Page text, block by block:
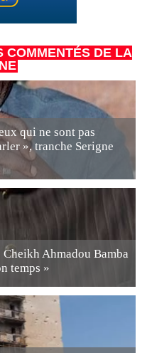
COMMENTÉS DE LA
qui ne sont pas
», tranche Serigne
Ahmadou Bamba
temps »